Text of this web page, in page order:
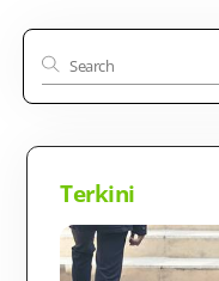
Terkini